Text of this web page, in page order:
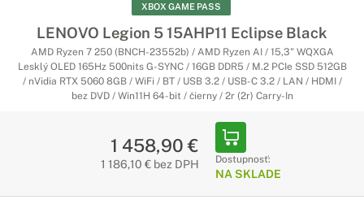
XBOX GAME PASS
LENOVO Legion 5 15AHP11 Eclipse Black
AMD Ryzen 7 250 (BNCH-23552b) / AMD Ryzen AI / 15,3" WQXGA
Lesklý OLED 165Hz 500nits G-SYNC / 16GB DDR5 / M.2 PCIe SSD 512GB
/ nVidia RTX 5060 8GB / WiFi / BT / USB 3.2 / USB-C 3.2 / LAN / HDMI /
bez DVD / Win11H 64-bit / čierny / 2r (2r) Carry-In
1 458,90 €
1 186,10 € bez DPH Dostupnosť:
NA SKLADE